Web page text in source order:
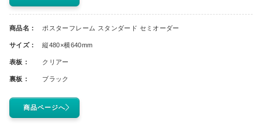
商品名： ポスターフレーム スタンダード セミオーダー
サイズ： 縦480×横640mm
表板： クリアー
裏板： ブラック
商品ページへ